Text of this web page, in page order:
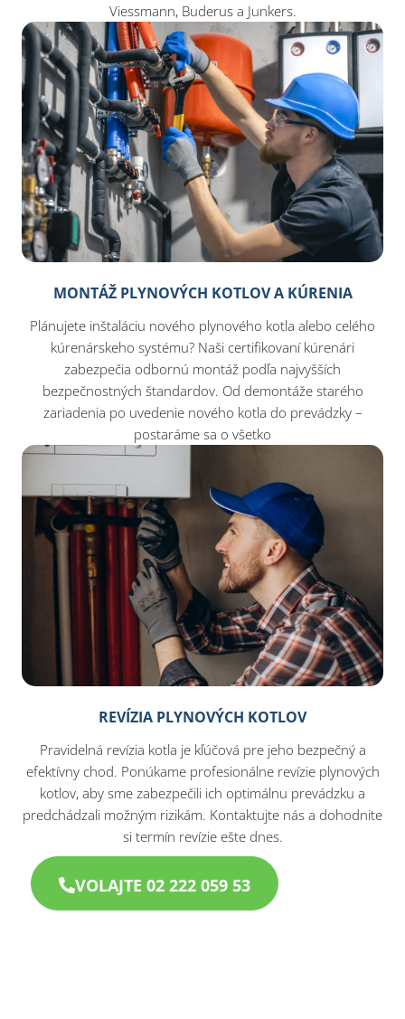
Viessmann, Buderus a Junkers.​
MONTÁŽ PLYNOVÝCH KOTLOV A KÚRENIA
Plánujete inštaláciu nového plynového kotla alebo celého
kúrenárskeho systému? Naši certifikovaní kúrenári
zabezpečia odbornú montáž podľa najvyšších
bezpečnostných štandardov. Od demontáže starého
zariadenia po uvedenie nového kotla do prevádzky –
postaráme sa o všetko
REVÍZIA PLYNOVÝCH KOTLOV
Pravidelná revízia kotla je kľúčová pre jeho bezpečný a
efektívny chod. Ponúkame profesionálne revízie plynových
kotlov, aby sme zabezpečili ich optimálnu prevádzku a
predchádzali možným rizikám. Kontaktujte nás a dohodnite
si termín revízie ešte dnes.
VOLAJTE 02 222 059 53